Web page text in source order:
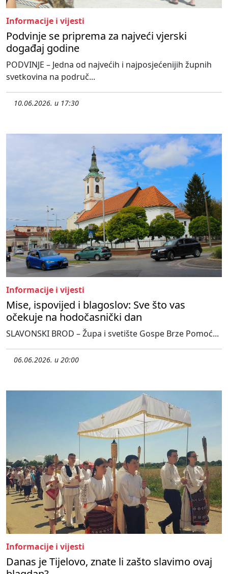
Informacije i vijesti
Podvinje se priprema za najveći vjerski
događaj godine
PODVINJE – Jedna od najvećih i najposjećenijih župnih
svetkovina na područ...
10.06.2026. u 17:30
Informacije i vijesti
Mise, ispovijed i blagoslov: Sve što vas
očekuje na hodočasnički dan
SLAVONSKI BROD – Župa i svetište Gospe Brze Pomoć...
06.06.2026. u 20:00
Informacije i vijesti
Danas je Tijelovo, znate li zašto slavimo ovaj